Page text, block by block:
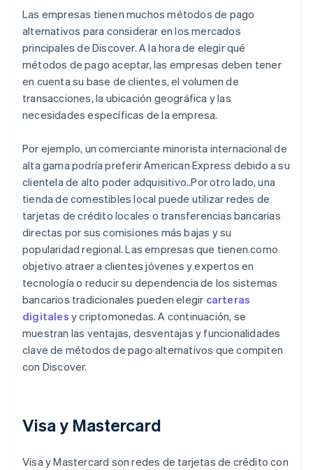
Las empresas tienen muchos métodos de pago
alternativos para considerar en los mercados
principales de Discover. A la hora de elegir qué
métodos de pago aceptar, las empresas deben tener
en cuenta su base de clientes, el volumen de
transacciones, la ubicación geográfica y las
necesidades específicas de la empresa.
Por ejemplo, un comerciante minorista internacional de
alta gama podría preferir American Express debido a su
clientela de alto poder adquisitivo..Por otro lado, una
tienda de comestibles local puede utilizar redes de
tarjetas de crédito locales o transferencias bancarias
directas por sus comisiones más bajas y su
popularidad regional. Las empresas que tienen como
objetivo atraer a clientes jóvenes y expertos en
tecnología o reducir su dependencia de los sistemas
bancarios tradicionales pueden elegir carteras
digitales y criptomonedas. A continuación, se
muestran las ventajas, desventajas y funcionalidades
clave de métodos de pago alternativos que compiten
con Discover.
Visa y Mastercard
Visa y Mastercard son redes de tarjetas de crédito con